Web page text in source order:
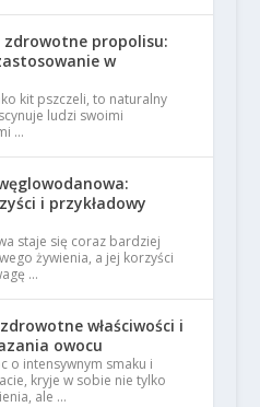
zdrowotne propolisu:
w
kit pszczeli, to naturalny
ludzi swoimi
…
i przykładowy
staje się coraz bardziej
żywienia, a jej korzyści
…
właściwości i
owocu
o intensywnym smaku i
kryje w sobie nie tylko
ale …